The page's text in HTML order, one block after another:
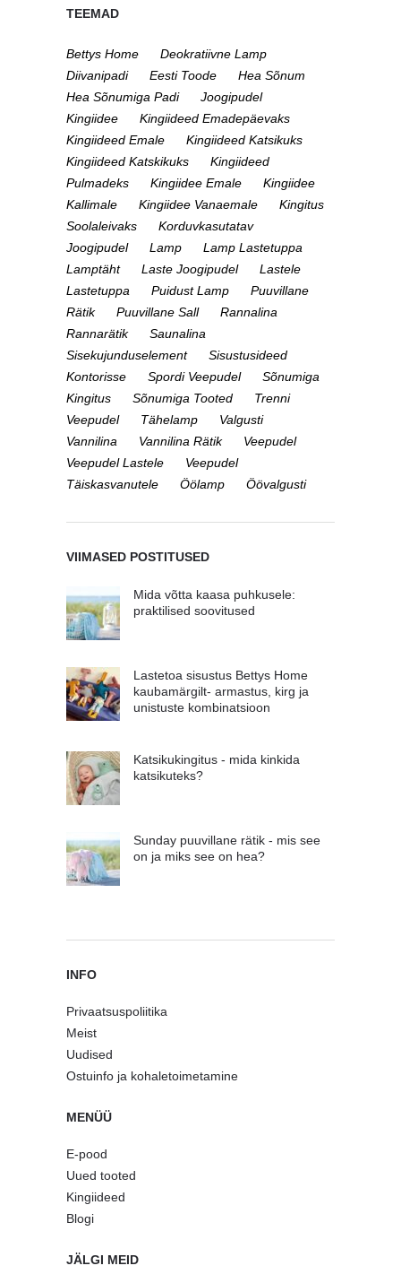
TEEMAD
Bettys Home
Deokratiivne Lamp
Diivanipadi
Eesti Toode
Hea Sõnum
Hea Sõnumiga Padi
Joogipudel
Kingiidee
Kingiideed Emadepäevaks
Kingiideed Emale
Kingiideed Katsikuks
Kingiideed Katskikuks
Kingiideed
Pulmadeks
Kingiidee Emale
Kingiidee
Kallimale
Kingiidee Vanaemale
Kingitus
Soolaleivaks
Korduvkasutatav
Joogipudel
Lamp
Lamp Lastetuppa
Lamptäht
Laste Joogipudel
Lastele
Lastetuppa
Puidust Lamp
Puuvillane
Rätik
Puuvillane Sall
Rannalina
Rannarätik
Saunalina
Sisekujunduselement
Sisustusideed
Kontorisse
Spordi Veepudel
Sõnumiga
Kingitus
Sõnumiga Tooted
Trenni
Veepudel
Tähelamp
Valgusti
Vannilina
Vannilina Rätik
Veepudel
Veepudel Lastele
Veepudel
Täiskasvanutele
Öölamp Öövalgusti
VIIMASED POSTITUSED
Mida võtta kaasa puhkusele:
praktilised soovitused
Lastetoa sisustus Bettys Home
kaubamärgilt- armastus, kirg ja
unistuste kombinatsioon
Katsikukingitus - mida kinkida
katsikuteks?
Sunday puuvillane rätik - mis see
on ja miks see on hea?
INFO
Privaatsuspoliitika
Meist
Uudised
Ostuinfo ja kohaletoimetamine
MENÜÜ
E-pood
Uued tooted
Kingiideed
Blogi
JÄLGI MEID